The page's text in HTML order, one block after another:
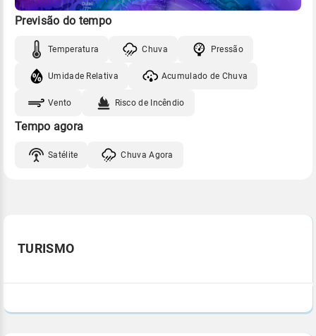
Previsão do tempo
Temperatura Chuva Pressão
Umidade Relativa Acumulado de Chuva
Vento Risco de Incêndio
Tempo agora
Satélite Chuva Agora
TURISMO